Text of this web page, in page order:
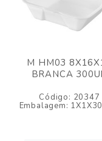
M HM03
BRANCA
Código: 20347
Embalagem: